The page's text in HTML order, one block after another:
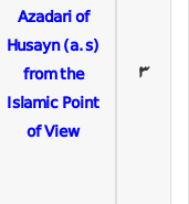
۳
Azadari of
Husayn (a.s)
from the
Islamic Point
of View